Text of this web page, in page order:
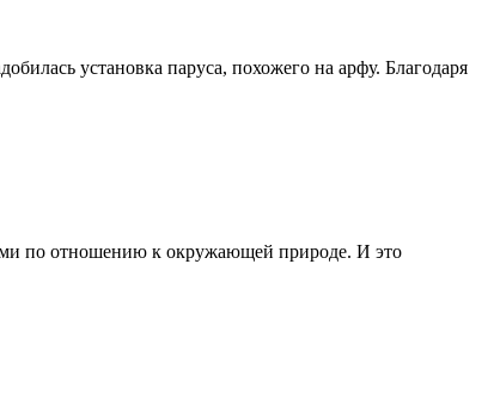
установка паруса, похожего на арфу. Благодаря
по отношению к окружающей природе. И это